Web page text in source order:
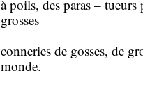
à poils, des paras –
grosses
conneries de gosses, de
monde.